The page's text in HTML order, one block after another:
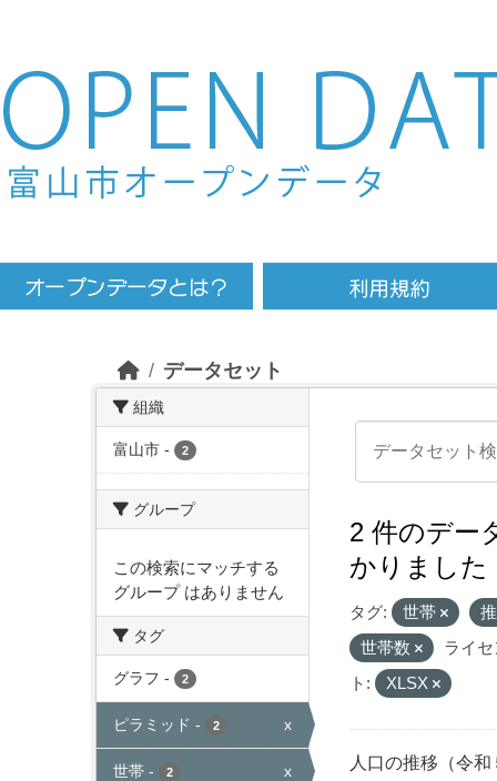
Skip to main content
データセット
組織
富山市 - 2
グループ
この検索にマッチする
グループ はありません
タグ
グラフ - 2
ピラミッド - 2 x
世帯 - 2 x
2 件のデー
かりました
タグ: 世帯
世帯数
ライ
ト:
XLSX
人口の推移（令和